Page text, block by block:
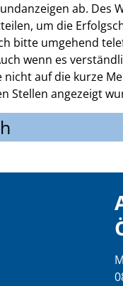
ab. Des
um die
bitte umgehend
wenn es
auf die kurze
Stellen angezeigt